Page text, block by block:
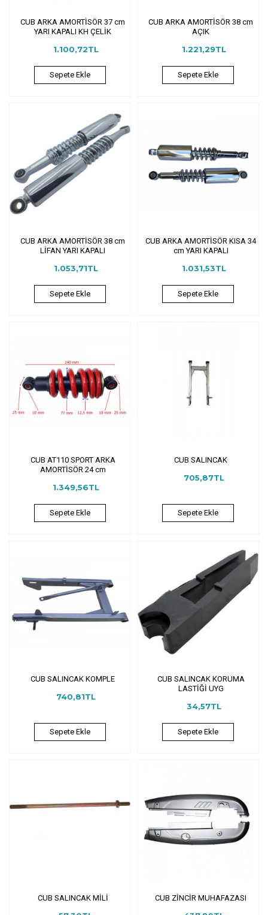
CUB ARKA AMORTİSÖR 37 cm
YARI KAPALI KH ÇELİK
1.100,72TL
Sepete Ekle
CUB ARKA AMORTİSÖR 38 cm
AÇIK
1.221,29TL
Sepete Ekle
CUB ARKA AMORTİSÖR 38 cm
LİFAN YARI KAPALI
1.053,71TL
Sepete Ekle
CUB ARKA AMORTİSÖR KISA 34
cm YARI KAPALI
1.031,53TL
Sepete Ekle
CUB AT110 SPORT ARKA
AMORTİSÖR 24 cm
1.349,56TL
Sepete Ekle
CUB SALINCAK
705,87TL
Sepete Ekle
CUB SALINCAK KOMPLE
740,81TL
Sepete Ekle
CUB SALINCAK KORUMA
LASTİĞİ UYG
34,57TL
Sepete Ekle
CUB SALINCAK MİLİ CUB ZİNCİR MUHAFAZASI